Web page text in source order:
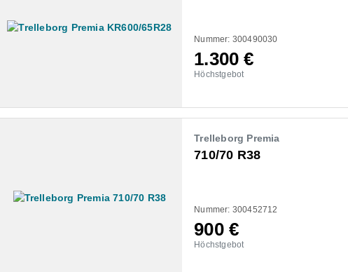
Nummer: 300490030
1.300€
Höchstgebot
Trelleborg Premia
710/70 R38
Nummer: 300452712
900 €
Höchstgebot